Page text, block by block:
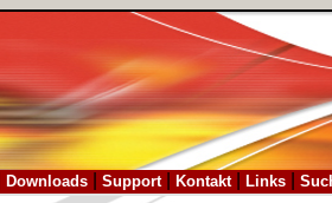
Downloads| Support| Kontakt| Links|